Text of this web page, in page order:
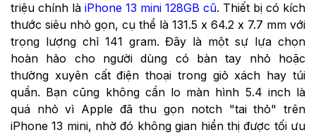
triệu chính là iPhone 13 mini 128GB cũ. Thiết bị có kích
thước siêu nhỏ gọn, cụ thể là 131.5 x 64.2 x 7.7 mm với
trọng lượng chỉ 141 gram. Đây là một sự lựa chọn
hoàn hảo cho người dùng có bàn tay nhỏ hoặc
thường xuyên cất điện thoại trong giỏ xách hay túi
quần. Bạn cũng không cần lo màn hình 5.4 inch là
quá nhỏ vì Apple đã thu gọn notch "tai thỏ" trên
iPhone 13 mini, nhờ đó không gian hiển thị được tối ưu